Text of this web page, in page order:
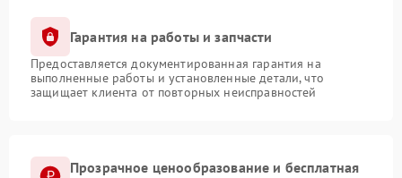
Гарантия на работы и запчасти
Предоставляется документированная гарантия на
выполненные работы и установленные детали, что
защищает клиента от повторных неисправностей
Прозрачное ценообразование и бесплатная